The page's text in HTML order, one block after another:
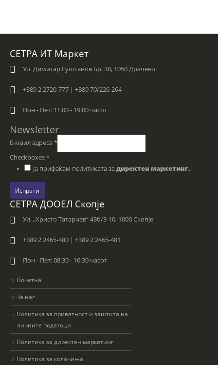
СЕТРА ИТ Маркет
Ул. Димитар Гуштанов Бр. 30, 1050 Драчево
+389 2 2720-777 | +389 70/226-264
Пон - Пет: 11:00 - 19:00 часот
Newsletter
Е-маил адреса *
Checkboxes*
Ја прифаќам политиката за директен маркетинг.
Испрати
СЕТРА ДООЕЛ Скопје
Ул. „Христо Татарчев“ 43б/3-10, 1000 Скопје
+389 2 2465-480 | +389 2 2465-481
Пон - Пет: 08:30 - 16:30 часот
Почетна
За нас
Политика за приватност и заштита на
личните податоци
Политика за директен маркетинг
Политика за колачиња